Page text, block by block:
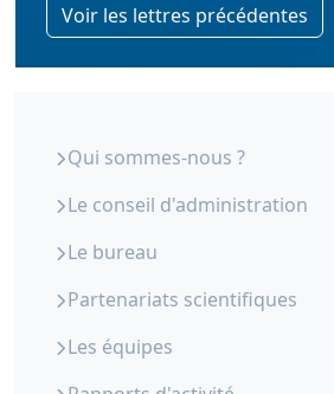
Voir les lettres précédentes
Qui sommes-nous ?
Le conseil d'administration
Le bureau
Partenariats scientifiques
Les équipes